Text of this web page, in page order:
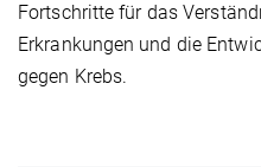
Fortschritte für das
Erkrankungen und die
gegen Krebs.